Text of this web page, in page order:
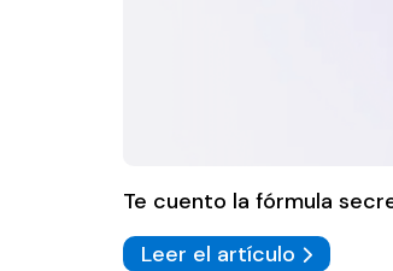
Te cuento la fórmula
Leer el artículo